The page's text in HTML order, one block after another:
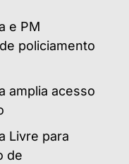
e PM
policiamento
amplia acesso
Livre para
de